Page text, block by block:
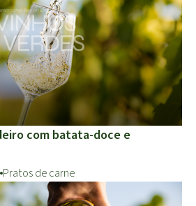
com batata-doce e
Pratos de carne